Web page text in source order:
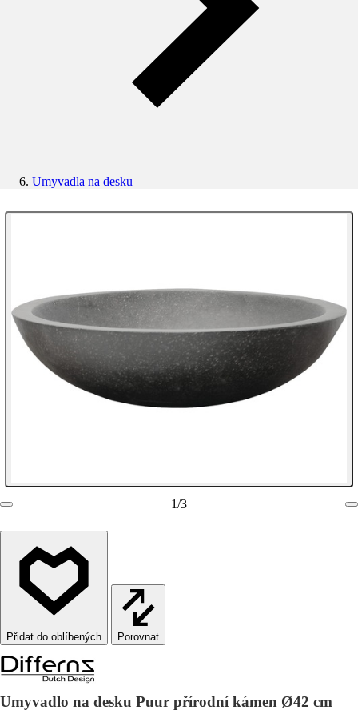
Umyvadla na desku
1/3
Porovnat
Umyvadlo na desku Puur přírodní kámen Ø42 cm